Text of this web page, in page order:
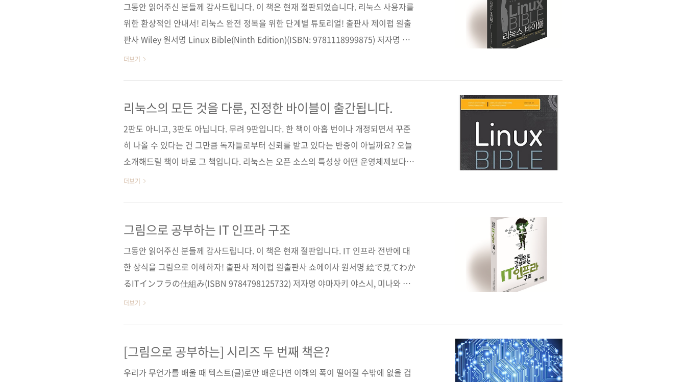
2년마다 데이터 생..
그동안 읽어주신 분들께 감사드립니다. 이 책은 현재 절판되었습니다. 리눅스 사용자를
위한 환상적인 안내서! 리눅스 완전 정복을 위한 단계별 튜토리얼! 출판사 제이펍 원출
판사 Wiley 원서명 Linux Bible(Ninth Edition)(ISBN: 9781118999875) 저자명 크
리스토퍼 네거스 역자명 배장열 출판일 2016년 9월 6일 페이지 1012쪽 시리즈 (없음)
/ 가상 머신 분야 운영체제 / 리눅스 관련 사이트 ■ 아마존 도서소개 페이지 ■ 원출판
더보기
리눅스의 모든 것을 다룬, 진정한 바이블이 출간됩니다.
2판도 아니고, 3판도 아닙니다. 무려 9판입니다. 한 책이 아홉 번이나 개정되면서 꾸준
히 나올 수 있다는 건 그만큼 독자들로부터 신뢰를 받고 있다는 반증이 아닐까요? 오늘
소개해드릴 책이 바로 그 책입니다. 리눅스는 오픈 소스의 특성상 어떤 운영체제보다
빠르게 발전해왔고 예전보다 안정성도 높아져 유닉스나 윈도우 서버를 최근 많이 대체
에 걸맞게 분량도 방대합니다. 천 페이지가 넘는 분량에 리눅스 시스템의 거의 모든 것
눅스에 대한 정의와 배포판의 종류..
더보기
그림으로 공부하는 IT 인프라 구조
그동안 읽어주신 분들께 감사드립니다. 이 책은 현재 절판입니다. IT 인프라 전반에 대
한 상식을 그림으로 이해하자! 출판사 제이펍 원출판사 쇼에이사 원서명 絵で見てわか
るITインフラの仕組み(ISBN 9784798125732) 저자명 야마자키 야스시, 미나와 요
시코, 아제카츠 요헤이, 사토 타카히코 역자명 김완섭 출판일 2015년 7월 20일 페이지
터 / 3계층형 / 네트워크 / 웹 서버 / DB 서버 분야 시스템 운영 및 관리 / 네트워크 관련
더보기
[그림으로 공부하는] 시리즈 두 번째 책은?
우리가 무언가를 배울 때 텍스트(글)로만 배운다면 이해의 폭이 떨어질 수밖에 없을 겁